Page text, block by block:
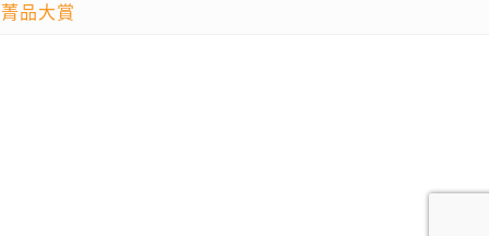
菁品大賞